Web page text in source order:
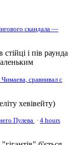
скандала —
стійці і пів раунда
сравнивал с
хевівейту)
Пулева · 4 hours